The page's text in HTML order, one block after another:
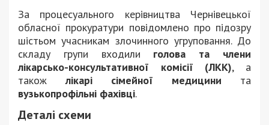
За процесуального керівництва Чернівецької
обласної прокуратури повідомлено про підозру
шістьом учасникам злочинного угруповання. До
складу групи входили голова та члени
лікарсько-консультативної комісії (ЛКК), а
такожлікарі сімейної медицини та
вузькопрофільні фахівці.
Деталі схеми